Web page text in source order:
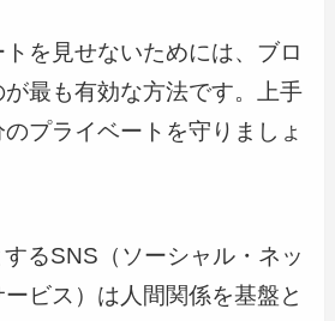
を見せないためには、ブロ
最も有効な方法です。上手
プライベートを守りましょ
るSNS（ソーシャル・ネッ
ービス）は人間関係を基盤と